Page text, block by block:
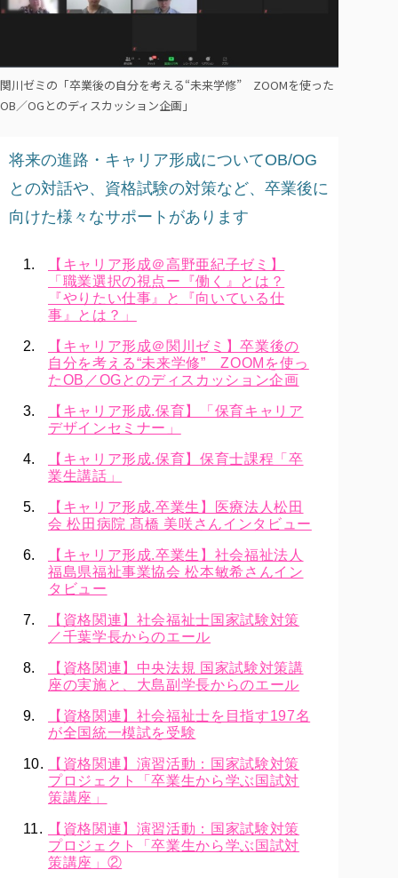
関川ゼミの「卒業後の自分を考える“未来学修” ZOOMを使った
OB／OGとのディスカッション企画」
将来の進路・キャリア形成についてOB/OG
との対話や、資格試験の対策など、卒業後に
向けた様々なサポートがあります
【キャリア形成＠高野亜紀子ゼミ】
「職業選択の視点ー『働く』とは？
『やりたい仕事』と『向いている仕
事』とは？」
【キャリア形成＠関川ゼミ】卒業後の
自分を考える“未来学修” ZOOMを使っ
たOB／OGとのディスカッション企画
【キャリア形成.保育】「保育キャリア
デザインセミナー」
【キャリア形成.保育】保育士課程「卒
業生講話」
【キャリア形成.卒業生】医療法人松田
会 松田病院 髙橋 美咲さんインタビュー
【キャリア形成.卒業生】社会福祉法人
福島県福祉事業協会 松本敏希さんイン
タビュー
【資格関連】社会福祉士国家試験対策
／千葉学長からのエール
【資格関連】中央法規 国家試験対策講
座の実施と、大島副学長からのエール
【資格関連】社会福祉士を目指す197名
が全国統一模試を受験
【資格関連】演習活動：国家試験対策
プロジェクト「卒業生から学ぶ国試対
策講座」
【資格関連】演習活動：国家試験対策
プロジェクト「卒業生から学ぶ国試対
策講座」②